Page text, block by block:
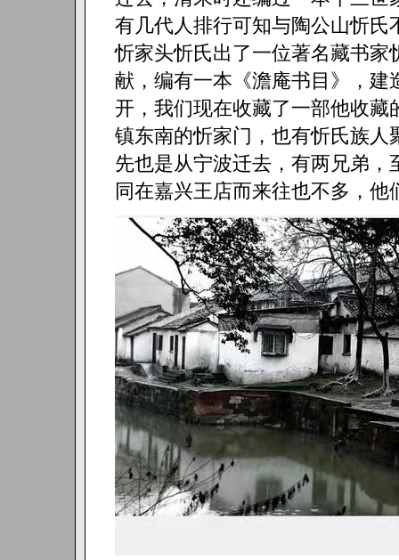
有几代人排行可知与陶公山忻氏
忻家头忻氏出了一位著名藏书
献，编有一本《澹庵书目》，
开，我们现在收藏了一部他收藏
镇东南的忻家门，也有忻氏族
先也是从宁波迁去，有两兄弟
同在嘉兴王店而来往也不多，